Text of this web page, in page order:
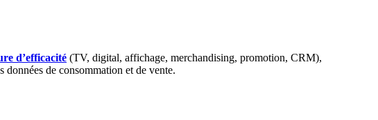
d’efficacité (TV, digital, affichage, merchandising, promotion, CRM),
données de consommation et de vente.